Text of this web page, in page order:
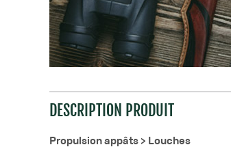
DESCRIPTION PRODUIT
Propulsion appâts > Louches